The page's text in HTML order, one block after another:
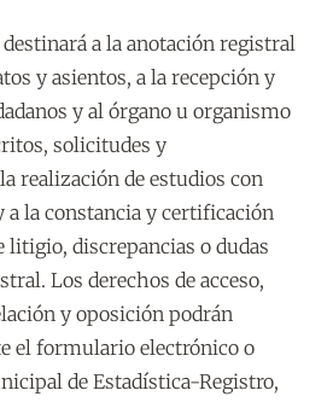
a la anotación registral
y asientos, a la recepción y
y al órgano u organismo
solicitudes y
realización de estudios con
a la constancia y certificación
litigio, discrepancias o dudas
Los derechos de acceso,
y oposición podrán
el formulario electrónico o
de Estadística-Registro,